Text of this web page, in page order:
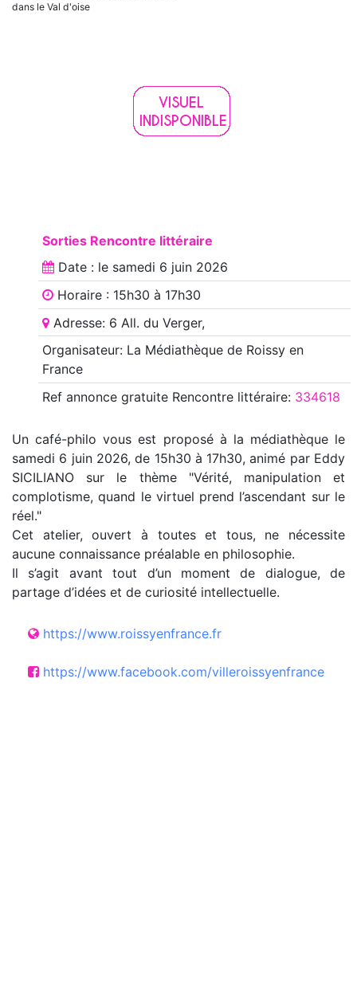
dans le Val d'oise
Sorties Rencontre littéraire
Date : le samedi 6 juin 2026
Horaire : 15h30 à 17h30
Adresse: 6 All. du Verger,
Organisateur: La Médiathèque de Roissy en
France
Ref annoncegratuite Rencontre littéraire: 334618
Un café-philo vous est proposé à la médiathèque le
samedi 6 juin 2026, de 15h30 à 17h30, animé par Eddy
SICILIANO sur le thème "Vérité, manipulation et
complotisme, quand le virtuel prend l’ascendant sur le
réel."
Cet atelier, ouvert à toutes et tous, ne nécessite
aucune connaissance préalable en philosophie.
Il s’agit avant tout d’un moment de dialogue, de
partage d’idées et de curiosité intellectuelle.
https://www.roissyenfrance.fr
https://www.facebook.com/villeroissyenfrance